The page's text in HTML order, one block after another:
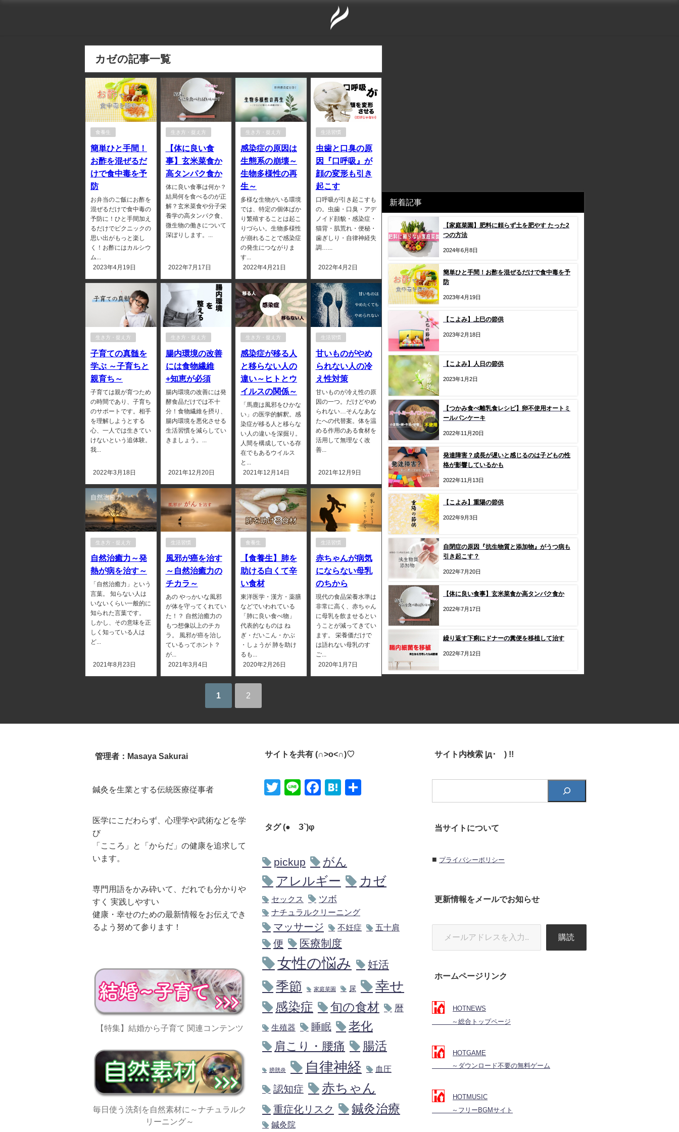
カゼの記事一覧
食養生
簡単ひと手間！
お酢を混ぜるだ
けで食中毒を予
防
お弁当のご飯にお酢を
混ぜるだけで食中毒の
予防に！ひと手間加え
るだけでピクニックの
思い出がもっと楽し
く！お酢にはカルシウ
ム...
2023年4月19日
生き方・捉え方
【体に良い食
事】玄米菜食か
高タンパク食か
体に良い食事は何か？
結局何を食べるのが正
解？玄米菜食や分子栄
養学の高タンパク食、
微生物の働きについて
深ぼりします。...
2022年7月17日
生き方・捉え方
感染症の原因は
生態系の崩壊～
生物多様性の再
生～
多様な生物がいる環境
では、特定の個体ばか
り繁殖することは起こ
りづらい。生物多様性
が崩れることで感染症
の発生につながりま
す...
2022年4月21日
生活習慣
虫歯と口臭の原
因『口呼吸』が
顔の変形も引き
起こす
口呼吸が引き起こすも
の。虫歯・口臭・アデ
ノイド顔貌・感染症・
猫背・肌荒れ・便秘・
歯ぎしり・自律神経失
調…...
2022年4月2日
生き方・捉え方
子育ての真髄を
学ぶ ～子育ちと
親育ち～
子育ては親が育つため
の時間であり、子育ち
のサポートです。相手
を理解しようとする
心、一人では生きてい
けないという追体験。
我...
2022年3月18日
生き方・捉え方
腸内環境の改善
には食物繊維
+知恵が必須
腸内環境の改善には発
酵食品だけでは不十
分！食物繊維を摂り、
腸内環境を悪化させる
生活習慣を減らしてい
きましょう。...
2021年12月20日
生き方・捉え方
感染症が移る人
と移らない人の
違い～ヒトとウ
イルスの関係～
「馬鹿は風邪をひかな
い」の医学的解釈。感
染症が移る人と移らな
い人の違いを深掘り。
人間を構成している存
在でもあるウイルス
と...
2021年12月14日
生活習慣
甘いものがやめ
られない人の冷
え性対策
甘いものが冷え性の原
因の一つ。だけどやめ
られない…そんなあな
たへの代替案。体を温
める作用のある食材を
活用して無理なく改
善...
2021年12月9日
生き方・捉え方
自然治癒力～発
熱が病を治す～
「自然治癒力」という
言葉。 知らない人は
いないくらい一般的に
知られた言葉です。
しかし、その意味を正
しく知っている人は
ど...
2021年8月23日
生活習慣
風邪が癌を治す
～自然治癒力の
チカラ～
あの やっかいな風邪
が体を守ってくれてい
た！？ 自然治癒力の
もつ想像以上のチカ
ラ。 風邪が癌を治し
ているってホント？
が...
2021年3月4日
食養生
【食養生】肺を
助ける白くて辛
い食材
東洋医学・漢方・薬膳
などでいわれている
「肺に良い食べ物」
代表的なものは ね
ぎ・だいこん・かぶ
・しょうが 肺を助け
るも...
2020年2月26日
生活習慣
赤ちゃんが病気
にならない母乳
のちから
現代の食品栄養水準は
非常に高く、赤ちゃん
に母乳を飲ませるとい
うことが減ってきてい
ます。 栄養価だけで
は語れない母乳のす
ご...
2020年1月7日
1 2
新着記事
【家庭菜園】肥料に頼らず土を肥やす たった2
つの方法
2024年6月8日
簡単ひと手間！お酢を混ぜるだけで食中毒を予
防
2023年4月19日
【こよみ】上巳の節供
2023年2月18日
【こよみ】人日の節供
2023年1月2日
【つかみ食べ離乳食レシピ】卵不使用オートミ
ールパンケーキ
2022年11月20日
発達障害？成長が遅いと感じるのは子どもの性
格が影響しているかも
2022年11月13日
【こよみ】重陽の節供
2022年9月3日
自閉症の原因『抗生物質と添加物』がうつ病も
引き起こす？
2022年7月20日
【体に良い食事】玄米菜食か高タンパク食か
2022年7月17日
繰り返す下痢にドナーの糞便を移植して治す
2022年7月12日
管理者：Masaya Sakurai
鍼灸を生業とする伝統医療従事者
医学にこだわらず、心理学や武術などを学
び
「こころ」と「からだ」の健康を追求して
います。
専門用語をかみ砕いて、だれでも分かりや
すく 実践しやすい
健康・幸せのための最新情報をお伝えでき
るよう努めて参ります！
【特集】結婚から子育て 関連コンテンツ
毎日使う洗剤を自然素材に～ナチュラルク
リーニング～
サイトを共有 (∩˃o˂∩)♡
Twitter Line FacebookHatena
タグ (●´З`)φ
pickup がん
アレルギー カゼ
セックス ツボ
ナチュラルクリーニング
マッサージ 不妊症 五十肩
便 医療制度
女性の悩み 妊活
季節 家庭菜園 尿 幸せ
感染症 旬の食材 暦
生殖器 睡眠 老化
肩こり・腰痛 腸活
膀胱炎 自律神経 血圧
認知症 赤ちゃん
重症化リスク 鍼灸治療
鍼灸院
サイト内検索 |д･´) !!
当サイトについて
■ プライバシーポリシー
更新情報をメールでお知らせ
購読
ホームページリンク
HOTNEWS
～総合トップページ
HOTGAME
～ダウンロード不要の無料ゲーム
HOTMUSIC
～フリーBGMサイト